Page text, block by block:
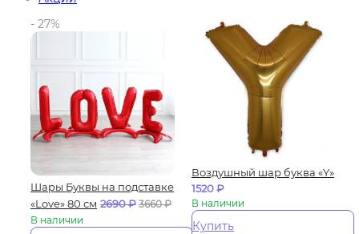
- 27%
Шары Буквы на подставке
«Love» 80 см 2690₽ 3660₽
В наличии
Воздушный шар буква «Y»
1520₽
В наличии
Купить